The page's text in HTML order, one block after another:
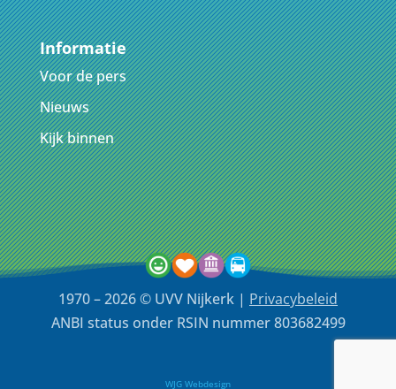
Informatie
Voor de pers
Nieuws
Kijk binnen
1970 – 2026 © UVV Nijkerk | Privacybeleid
ANBI status onder RSIN nummer 803682499
WJG Webdesign